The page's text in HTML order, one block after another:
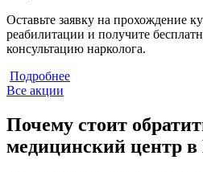
Оставьте заявку на прохождение
реабилитации и получите
консультацию нарколога.
Подробнее
Все акции
Почему стоит
медицинский центр в